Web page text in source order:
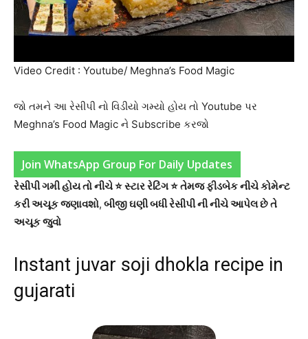
Video Credit : Youtube/ Meghna’s Food Magic
જો તમને આ રેસીપી નો વિડીયો ગમ્યો હોય તો Youtube પર
Meghna’s Food Magic ને Subscribe કરજો
Join WhatsApp Group For Daily Updates
રેસીપી ગમી હોય તો નીચે ⭐ સ્ટાર રેટિંગ ⭐ તેમજ ફીડબેક નીચે કોમેન્ટ
કરી અચૂક જણાવશો, બીજી ઘણી બધી રેસીપી ની નીચે આપેલ છે તે
અચૂક જુવો
Instant juvar soji dhokla recipe in
gujarati